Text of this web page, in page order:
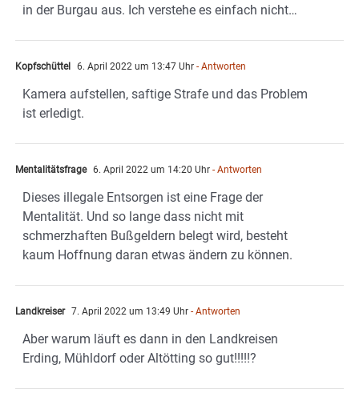
in der Burgau aus. Ich verstehe es einfach nicht…
Kopfschüttel 6. April 2022 um 13:47 Uhr - Antworten
Kamera aufstellen, saftige Strafe und das Problem
ist erledigt.
Mentalitätsfrage 6. April 2022 um 14:20 Uhr - Antworten
Dieses illegale Entsorgen ist eine Frage der
Mentalität. Und so lange dass nicht mit
schmerzhaften Bußgeldern belegt wird, besteht
kaum Hoffnung daran etwas ändern zu können.
Landkreiser 7. April 2022 um 13:49 Uhr - Antworten
Aber warum läuft es dann in den Landkreisen
Erding, Mühldorf oder Altötting so gut!!!!!?